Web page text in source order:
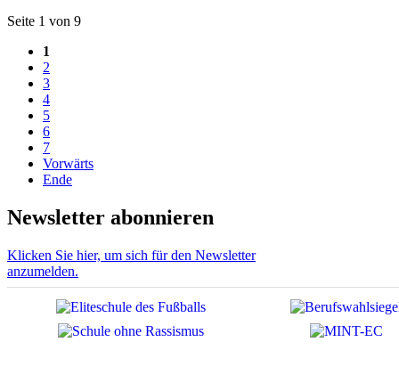
Seite 1 von 9
1
2
3
4
5
6
7
Vorwärts
Ende
Newsletter abonnieren
Klicken Sie hier, um sich für den Newsletter
anzumelden.